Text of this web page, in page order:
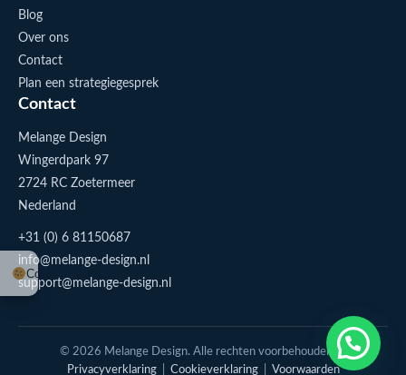
Cookie-instellingen
Stuur me een appje
Blog
Over ons
Contact
Plan een strategiegesprek
Contact
Melange Design
Wingerdpark 97
2724 RC Zoetermeer
Nederland
+31 (0) 6 81150687
info@melange-design.nl
support@melange-design.nl
© 2026 Melange Design. Alle rechten voorbehouden. |
Privacyverklaring| Cookieverklaring| Voorwaarden